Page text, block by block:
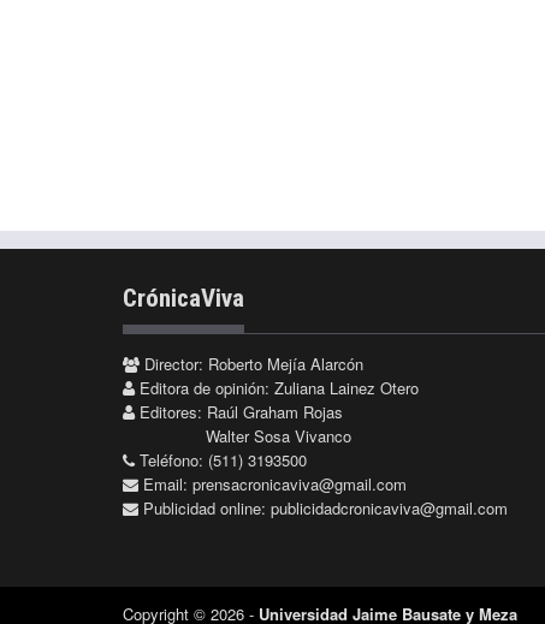
CrónicaViva
Director: Roberto Mejía Alarcón
Editora de opinión: Zuliana Lainez Otero
Editores: Raúl Graham Rojas
Walter Sosa Vivanco
Teléfono: (511) 3193500
Email: prensacronicaviva@gmail.com
Publicidad online: publicidadcronicaviva@gmail.com
Copyright © 2026 - Universidad Jaime Bausate y Meza